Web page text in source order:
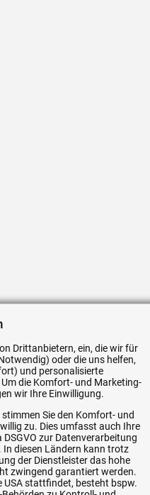
Drittanbietern, ein, die wir für
oder die uns helfen,
und personalisierte
die Komfort- und Marketing-
wir Ihre Einwilligung.
stimmen Sie den Komfort- und
zu. Dies umfasst auch Ihre
zur Datenverarbeitung
In diesen Ländern kann trotz
der Dienstleister das hohe
zwingend garantiert werden.
USA stattfindet, besteht bspw.